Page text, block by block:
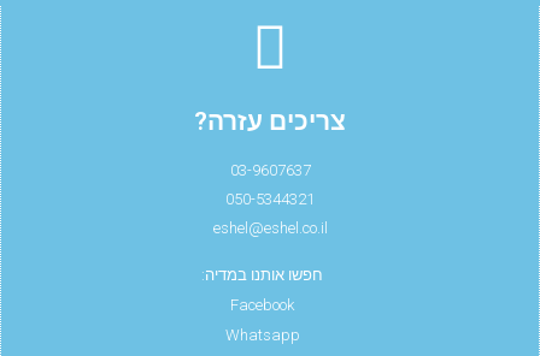
צריכים עזרה?
03-9607637
050-5344321
eshel@eshel.co.il
חפשו אותנו במדיה:
Facebook
Whatsapp